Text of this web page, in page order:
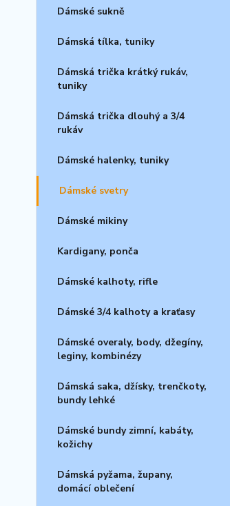
Dámské sukně
Dámská tílka, tuniky
Dámská trička krátký rukáv,
tuniky
Dámská trička dlouhý a 3/4
rukáv
Dámské halenky, tuniky
Dámské svetry
Dámské mikiny
Kardigany, ponča
Dámské kalhoty, rifle
Dámské 3/4 kalhoty a kraťasy
Dámské overaly, body, džegíny,
leginy, kombinézy
Dámská saka, džísky, trenčkoty,
bundy lehké
Dámské bundy zimní, kabáty,
kožichy
Dámská pyžama, župany,
domácí oblečení